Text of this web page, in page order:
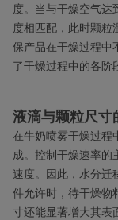
度。当与干燥空气达
度相匹配，此时颗粒
保产品在干燥过程中
了干燥过程中的各阶
液滴与颗粒尺寸
在牛奶喷雾干燥过程
成。控制干燥速率的
速度。因此，水分迁
件允许时，待干燥物
寸还能显著增大其表